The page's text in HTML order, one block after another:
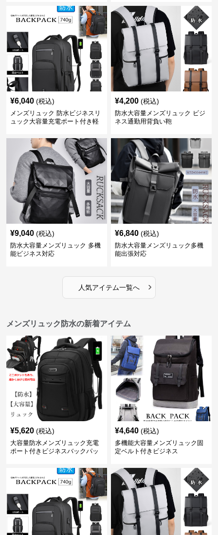
¥6,040 (税込)
メンズリュック 防水ビジネスリ
ュック大容量充電ポート付き軽
¥4,200 (税込)
防水大容量メンズリュック ビジ
ネス通勤用背負い鞄
¥9,040 (税込)
防水大容量メンズリュック 多機
能ビジネス対応
¥6,840 (税込)
防水大容量メンズリュック多機
能出張対応
人気アイテム一覧へ ›
メンズリュック防水の新着アイテム
¥5,620 (税込)
大容量防水メンズリュック充電
ポート付きビジネスバックパッ
¥4,640 (税込)
多機能大容量メンズリュック固
定ベルト付きビジネス